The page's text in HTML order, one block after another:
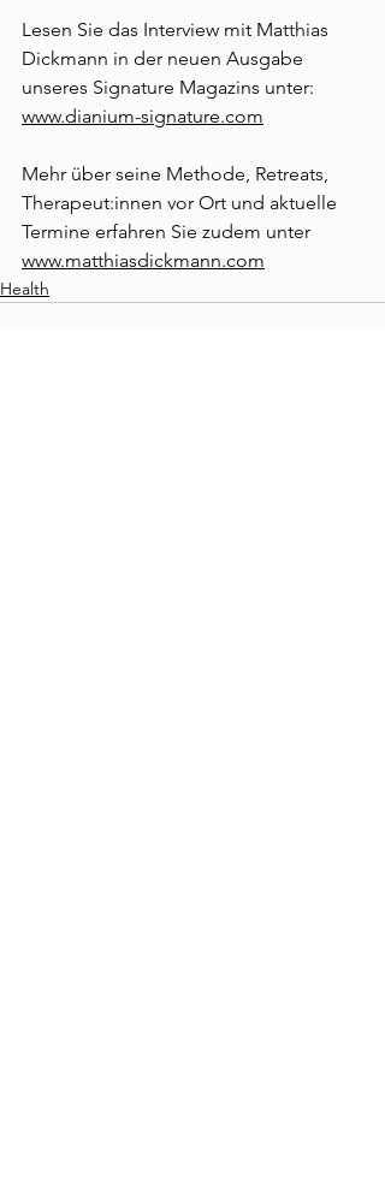
Lesen Sie das Interview mit Matthias
Dickmann in der neuen Ausgabe
unseres Signature Magazins unter:
www.dianium-signature.com
Mehr über seine Methode, Retreats,
Therapeut:innen vor Ort und aktuelle
Termine erfahren Sie zudem unter
www.matthiasdickmann.com
Health